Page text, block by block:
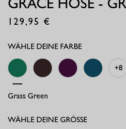
129,95
WÄHLE DEINE FARBE
Grass Green
Espresso/kit
+8
WÄHLE DEINE GRÖSSE